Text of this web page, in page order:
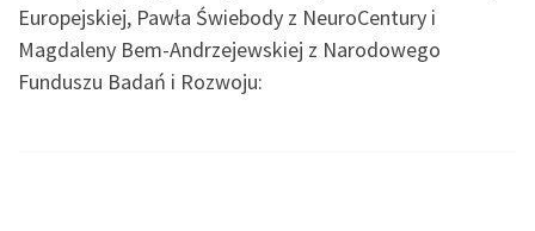
Europejskiej, Pawła Świebody z NeuroCentury i
Magdaleny Bem-Andrzejewskiej z Narodowego
Funduszu Badań i Rozwoju: